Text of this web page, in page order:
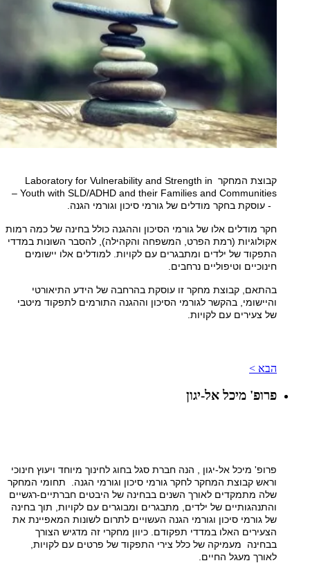
קבוצת המחקר Laboratory for Vulnerability and Strength in
Youth with SLD/ADHD and their Families and Communities –
- עוסקת בחקר מודלים של גורמי סיכון וגורמי הגנה.
​חקר מודלים אלו של גורמי הסיכון וההגנה כולל בחינה של כמה רמות
אקולוגיות (רמת הפרט, המשפחה והקהילה), להסבר השונות במדדי
התפקוד של ילדים ומתבגרים עם לקויות. למודלים אלו יישומים
חינוכיים וטיפוליים נרחבים.
בהתאם, קבוצת מחקר זו עוסקת בהרחבה של הידע התיאורטי
והיישומי, בהקשר לגורמי הסיכון וההגנה התורמים לתפקוד מיטבי
של צעירים עם לקויות.
הבא >
פרופ' מיכל אל-יגון
פרופ' מיכל אל-יגון , הנה חברת סגל בחוג לחינוך מיוחד ויעוץ חינוכי
וראש קבוצת המחקר לחקר גורמי סיכון וגורמי הגנה. תחומי המחקר
שלה מתמקדים לאורך השנים בבחינה של היבטים חברתיים-רגשיים
והתנהגותיים של ילדים, מתבגרים ומבוגרים עם לקויות, תוך בחינה
של גורמי סיכון וגורמי הגנה העשויים לתרום לשונות המאפיינת את
הצעירים האלו במדדי תפקודם. כיוון מחקרי זה מדגיש הצורך
בבחינה מעמיקה של כלל צירי התפקוד של פרטים עם לקויות,
לאורך מעגל החיים.